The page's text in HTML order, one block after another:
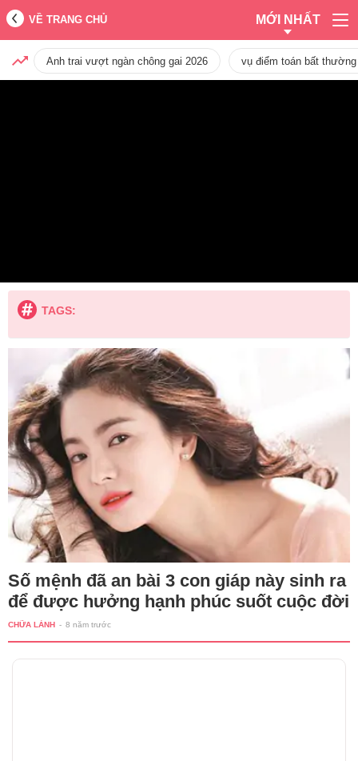
VỀ TRANG CHỦ MỚI NHẤT
Anh trai vượt ngàn chông gai 2026 vụ điểm toán bất
TAGS:
Số mệnh đã an bài 3 con giáp này sinh ra
để được hưởng hạnh phúc suốt cuộc đời
CHỮA LÀNH - 8 năm trước